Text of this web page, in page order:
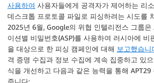
사용하여 사용자들에게 공격자가 제어하는 리
데스크톱 프로토콜 파일로 피싱하려는 시도를
2025년 6월, Google의 위협 인텔리전스 그룹은
이션별 비밀번호(ASP)를 사용하여 러시아에 비
을 대상으로 한 피싱 캠페인에 대해 보고했습니
격 증명 수집과 정보 수집에 계속 집중하고 있
식을 개선하고 다음과 같은 능력을 통해 APT29
줍니다: